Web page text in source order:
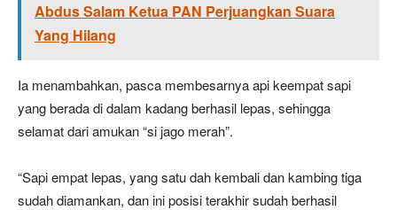
Abdus Salam Ketua PAN Perjuangkan Suara
Yang Hilang
Ia menambahkan, pasca membesarnya api keempat sapi
yang berada di dalam kadang berhasil lepas, sehingga
selamat dari amukan “si jago merah”.
“Sapi empat lepas, yang satu dah kembali dan kambing tiga
sudah diamankan, dan ini posisi terakhir sudah berhasil